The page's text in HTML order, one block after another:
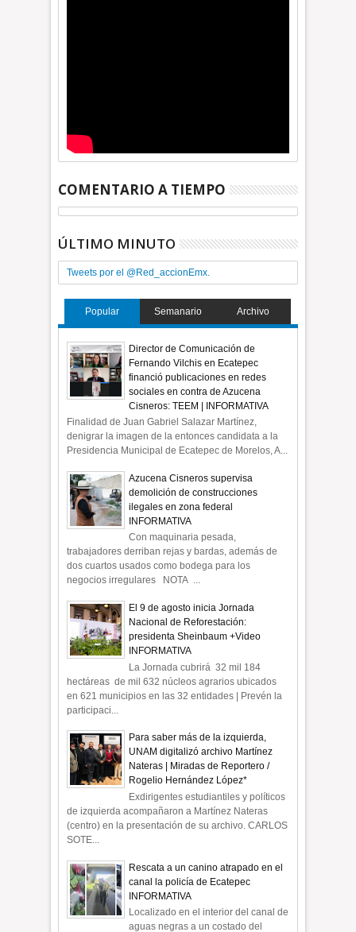
COMENTARIO A TIEMPO
ÚLTIMO MINUTO
Tweets por el @Red_accionEmx.
Popular Semanario Archivo
Director de Comunicación de
Fernando Vilchis en Ecatepec
financió publicaciones en redes
sociales en contra de Azucena
Cisneros: TEEM | INFORMATIVA
Finalidad de Juan Gabriel Salazar Martínez,
denigrar la imagen de la entonces candidata a la
Presidencia Municipal de Ecatepec de Morelos, A...
Azucena Cisneros supervisa
demolición de construcciones
ilegales en zona federal
INFORMATIVA
Con maquinaria pesada,
trabajadores derriban rejas y bardas, además de
dos cuartos usados como bodega para los
negocios irregulares NOTA ...
El 9 de agosto inicia Jornada
Nacional de Reforestación:
presidenta Sheinbaum +Video
INFORMATIVA
La Jornada cubrirá 32 mil 184
hectáreas de mil 632 núcleos agrarios ubicados
en 621 municipios en las 32 entidades | Prevén la
participaci...
Para saber más de la izquierda,
UNAM digitalizó archivo Martínez
Nateras | Miradas de Reportero /
Rogelio Hernández López*
Exdirigentes estudiantiles y políticos
de izquierda acompañaron a Martínez Nateras
(centro) en la presentación de su archivo. CARLOS
SOTE...
Rescata a un canino atrapado en el
canal la policía de Ecatepec
INFORMATIVA
Localizado en el interior del canal de
aguas negras a un costado del